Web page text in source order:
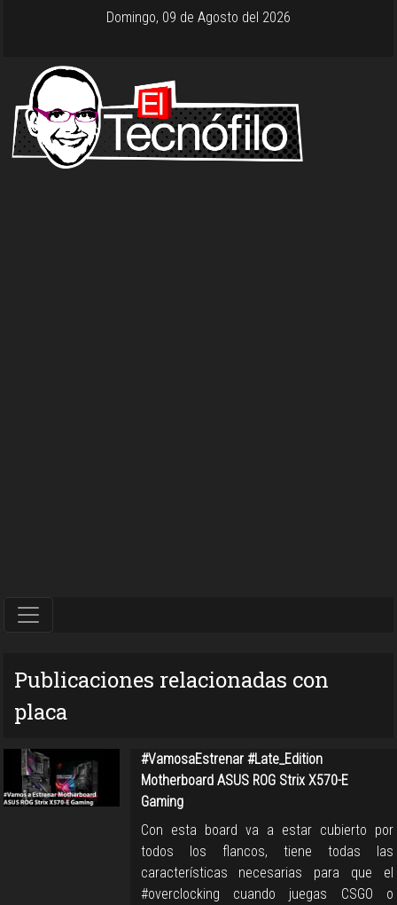
Domingo, 09 de Agosto del 2026
Publicaciones relacionadas con
placa
#VamosaEstrenar #Late_Edition
Motherboard ASUS ROG Strix X570-E
Gaming
Con esta board va a estar cubierto por
todos los flancos, tiene todas las
características necesarias para que el
#overclocking cuando juegas CSGO o